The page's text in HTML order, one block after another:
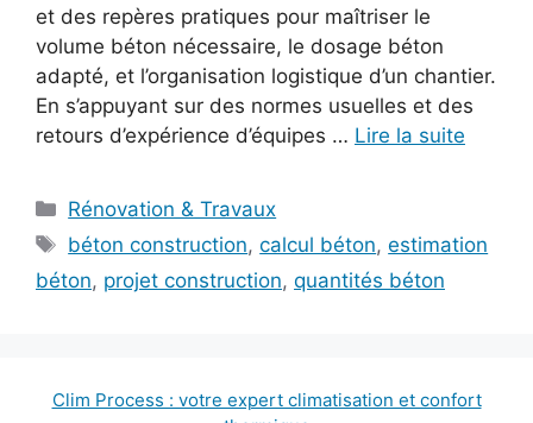
et des repères pratiques pour maîtriser le
volume béton nécessaire, le dosage béton
adapté, et l’organisation logistique d’un chantier.
En s’appuyant sur des normes usuelles et des
retours d’expérience d’équipes … Lire la suite
Catégories
Rénovation & Travaux
Étiquettes
béton construction,calcul béton,estimation
béton, projet construction, quantités béton
Clim Process : votre expert climatisation et confort